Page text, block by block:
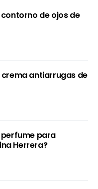
de ojos de
crema antiarrugas de
perfume para
Herrera?